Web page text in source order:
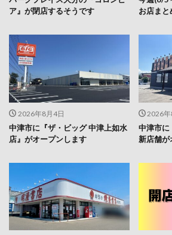
ア』が閉店するそうです
お店まと
2026年8月4日
中津市に『ザ・ビッグ 中津上如水
店』がオープンします
2026
中津市に
新店舗が